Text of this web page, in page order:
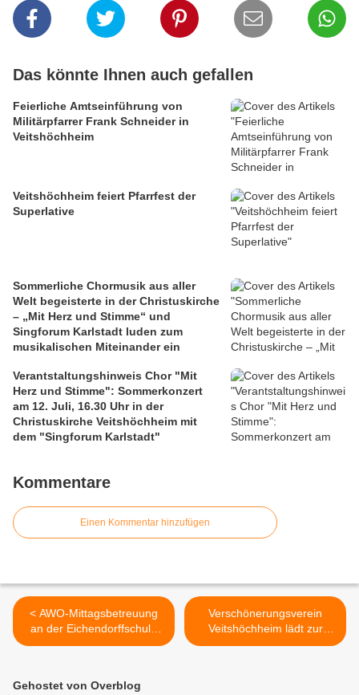
Das könnte Ihnen auch gefallen
Feierliche Amtseinführung von
Militärpfarrer Frank Schneider in
Veitshöchheim
Veitshöchheim feiert Pfarrfest der
Superlative
Sommerliche Chormusik aus aller
Welt begeisterte in der Christuskirche
– „Mit Herz und Stimme“ und
Singforum Karlstadt luden zum
musikalischen Miteinander ein
Verantstaltungshinweis Chor "Mit
Herz und Stimme": Sommerkonzert
am 12. Juli, 16.30 Uhr in der
Christuskirche Veitshöchheim mit
dem "Singforum Karlstadt"
Kommentare
Einen Kommentar hinzufügen
< AWO-Mittagsbetreuung
an der Eichendorffschule
für AUFAD-Hilfsprojekte in
Verschönerungsverein
Veitshöchheim lädt zur
Orchideenwanderung am
Gehostet von Overblog